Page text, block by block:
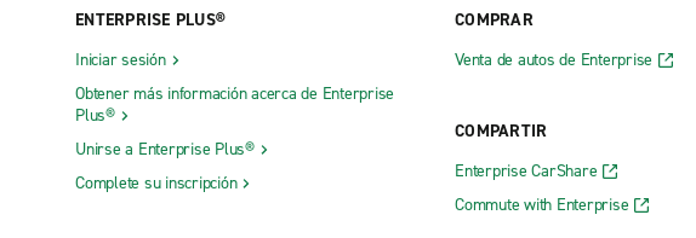
ENTERPRISE PLUS®
Iniciar sesión
Obtener más información acerca de Enterprise
Plus®
Unirse a Enterprise Plus®
Complete su inscripción
COMPRAR
Venta de autos de Enterprise
COMPARTIR
Enterprise CarShare
Commute with Enterprise